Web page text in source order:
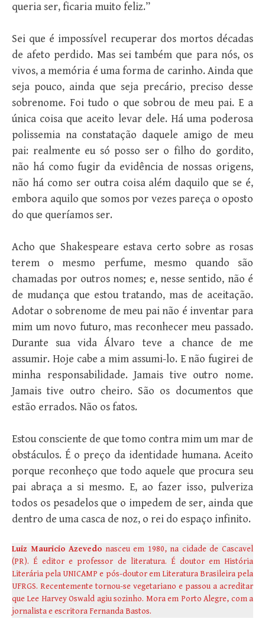
queria ser, ficaria muito feliz.”
Sei que é impossível recuperar dos mortos décadas
de afeto perdido. Mas sei também que para nós, os
vivos, a memória é uma forma de carinho. Ainda que
seja pouco, ainda que seja precário, preciso desse
sobrenome. Foi tudo o que sobrou de meu pai. E a
única coisa que aceito levar dele. Há uma poderosa
polissemia na constatação daquele amigo de meu
pai: realmente eu só posso ser o filho do gordito,
não há como fugir da evidência de nossas origens,
não há como ser outra coisa além daquilo que se é,
embora aquilo que somos por vezes pareça o oposto
do que queríamos ser.
Acho que Shakespeare estava certo sobre as rosas
terem o mesmo perfume, mesmo quando são
chamadas por outros nomes; e, nesse sentido, não é
de mudança que estou tratando, mas de aceitação.
Adotar o sobrenome de meu pai não é inventar para
mim um novo futuro, mas reconhecer meu passado.
Durante sua vida Álvaro teve a chance de me
assumir. Hoje cabe a mim assumi-lo. E não fugirei de
minha responsabilidade. Jamais tive outro nome.
Jamais tive outro cheiro. São os documentos que
estão errados. Não os fatos.
Estou consciente de que tomo contra mim um mar de
obstáculos. É o preço da identidade humana. Aceito
porque reconheço que todo aquele que procura seu
pai abraça a si mesmo. E, ao fazer isso, pulveriza
todos os pesadelos que o impedem de ser, ainda que
dentro de uma casca de noz, o rei do espaço infinito.
Luiz Mauricio Azevedo nasceu em 1980, na cidade de Cascavel
(PR). É editor e professor de literatura. É doutor em História
Literária pela UNICAMP e pós-doutor em Literatura Brasileira pela
UFRGS. Recentemente tornou-se vegetariano e passou a acreditar
que Lee Harvey Oswald agiu sozinho. Mora em Porto Alegre, com a
jornalista e escritora Fernanda Bastos.